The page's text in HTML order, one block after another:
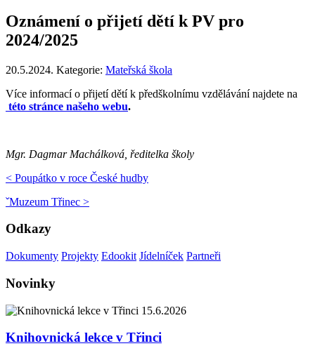
Oznámení o přijetí dětí k PV pro
2024/2025
20.5.2024. Kategorie: Mateřská škola
Více informací o přijetí dětí k předškolnímu vzdělávání najdete na
této stránce našeho webu.
Mgr. Dagmar Machálková, ředitelka školy
< Poupátko v roce České hudby
ˇMuzeum Třinec >
Odkazy
Dokumenty Projekty Edookit Jídelníček Partneři
Novinky
15.6.2026
Knihovnická lekce v Třinci